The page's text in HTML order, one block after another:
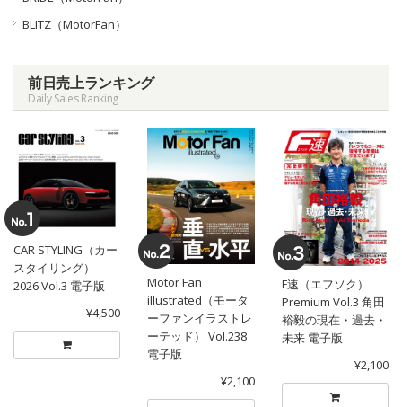
BLITZ（MotorFan）
前日売上ランキング
Daily Sales Ranking
CAR STYLING（カー
スタイリング）
2026 Vol.3 電子版
¥4,500
Motor Fan
illustrated（モータ
ーファンイラストレ
ーテッド） Vol.238
電子版
¥2,100
F速（エフソク）
Premium Vol.3 角田
裕毅の現在・過去・
未来 電子版
¥2,100